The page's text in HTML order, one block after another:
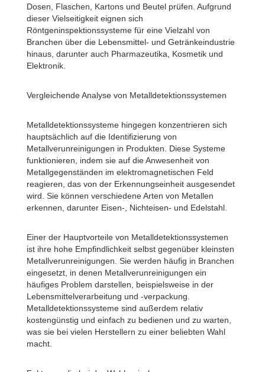
Dosen, Flaschen, Kartons und Beutel prüfen. Aufgrund
dieser Vielseitigkeit eignen sich
Röntgeninspektionssysteme für eine Vielzahl von
Branchen über die Lebensmittel- und Getränkeindustrie
hinaus, darunter auch Pharmazeutika, Kosmetik und
Elektronik.
Vergleichende Analyse von Metalldetektionssystemen
Metalldetektionssysteme hingegen konzentrieren sich
hauptsächlich auf die Identifizierung von
Metallverunreinigungen in Produkten. Diese Systeme
funktionieren, indem sie auf die Anwesenheit von
Metallgegenständen im elektromagnetischen Feld
reagieren, das von der Erkennungseinheit ausgesendet
wird. Sie können verschiedene Arten von Metallen
erkennen, darunter Eisen-, Nichteisen- und Edelstahl.
Einer der Hauptvorteile von Metalldetektionssystemen
ist ihre hohe Empfindlichkeit selbst gegenüber kleinsten
Metallverunreinigungen. Sie werden häufig in Branchen
eingesetzt, in denen Metallverunreinigungen ein
häufiges Problem darstellen, beispielsweise in der
Lebensmittelverarbeitung und -verpackung.
Metalldetektionssysteme sind außerdem relativ
kostengünstig und einfach zu bedienen und zu warten,
was sie bei vielen Herstellern zu einer beliebten Wahl
macht.